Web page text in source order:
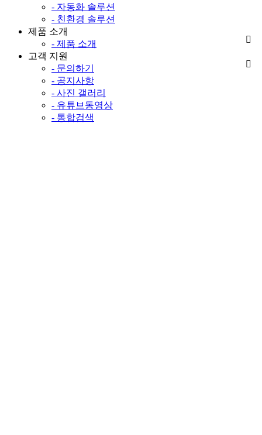
- 자동화 솔루션
- 친환경 솔루션
제품 소개
- 제품 소개
고객 지원
- 문의하기
- 공지사항
- 사진 갤러리
- 유튜브동영상
- 통합검색